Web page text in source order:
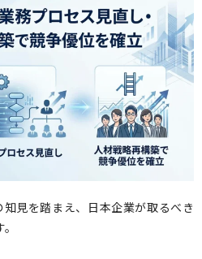
見を踏まえ、日本企業が取るべき